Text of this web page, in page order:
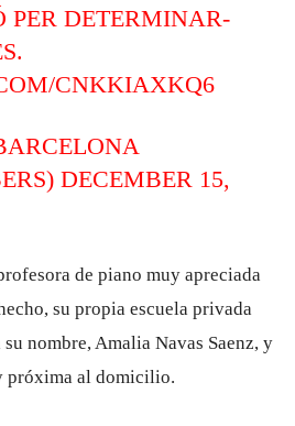
PER DETERMINAR-
CNKKIAXKQ6
DECEMBER 15,
de piano muy apreciada
su propia escuela privada
nombre, Amalia Navas Saenz, y
próxima al domicilio.